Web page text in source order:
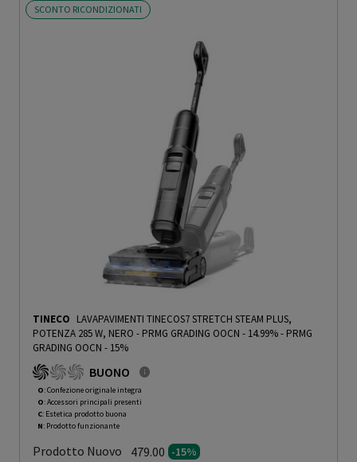
SCONTO RICONDIZIONATI
TINECO LAVAPAVIMENTI TINECOS7 STRETCH STEAM PLUS,
POTENZA 285 W, NERO - PRMG GRADING OOCN - 14.99%- PRMG
GRADING OOCN - 15%
BUONO
O: Confezione originale integra
O: Accessori principali presenti
C: Estetica prodotto buona
N: Prodotto funzionante
Prodotto Nuovo 479.00 -15%